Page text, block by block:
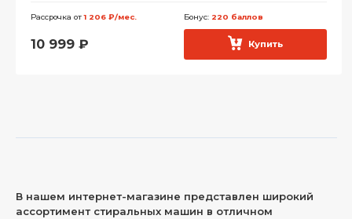
Рассрочка от1 206 ₽/мес. Бонус: 220 баллов
10 999 ₽ Купить
В нашем интернет-магазине представлен широкий
ассортимент стиральных машин в отличном